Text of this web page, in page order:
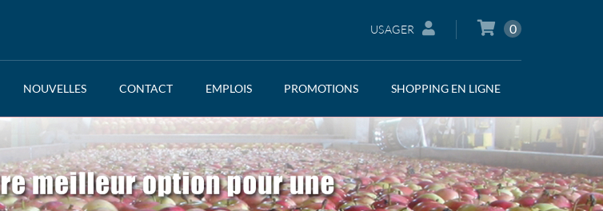
USAGER 0
NOUVELLES CONTACT EMPLOIS PROMOTIONS SHOPPING EN LIGNE